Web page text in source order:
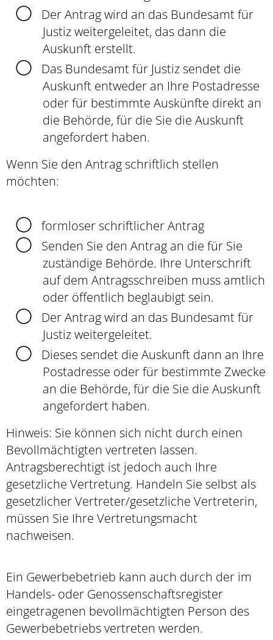
Der Antrag wird an das Bundesamt für
Justiz weitergeleitet, das dann die
Auskunft erstellt.
Das Bundesamt für Justiz sendet die
Auskunft entweder an Ihre Postadresse
oder für bestimmte Auskünfte direkt an
die Behörde, für die Sie die Auskunft
angefordert haben.
Wenn Sie den Antrag schriftlich stellen
möchten:
formloser schriftlicher Antrag
Senden Sie den Antrag an die für Sie
zuständige Behörde. Ihre Unterschrift
auf dem Antragsschreiben muss amtlich
oder öffentlich beglaubigt sein.
Der Antrag wird an das Bundesamt für
Justiz weitergeleitet.
Dieses sendet die Auskunft dann an Ihre
Postadresse oder für bestimmte Zwecke
an die Behörde, für die Sie die Auskunft
angefordert haben.
Hinweis: Sie können sich nicht durch einen
Bevollmächtigten vertreten lassen.
Antragsberechtigt ist jedoch auch Ihre
gesetzliche Vertretung. Handeln Sie selbst als
gesetzlicher Vertreter/gesetzliche Vertreterin,
müssen Sie Ihre Vertretungsmacht
nachweisen.
Ein Gewerbebetrieb kann auch durch der im
Handels- oder Genossenschaftsregister
eingetragenen bevollmächtigten Person des
Gewerbebetriebs vertreten werden.